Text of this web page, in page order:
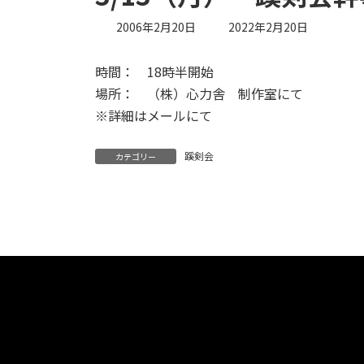
2006年2月20日
最
日
2022年2月20日
時間： 18時半開始
場所： （株）心力舎 制作室にて
※詳細はメールにて
カテゴリー 蹊剣会